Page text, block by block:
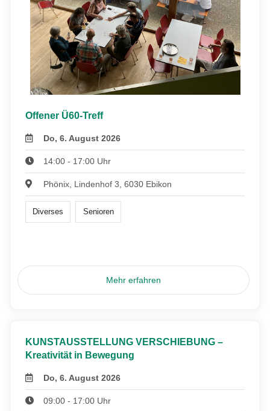
Offener Ü60-Treff
Do, 6. August 2026
14:00 - 17:00 Uhr
Phönix, Lindenhof 3, 6030 Ebikon
Diverses Senioren
Mehr erfahren
KUNSTAUSSTELLUNG VERSCHIEBUNG –
Kreativität in Bewegung
Do, 6. August 2026
09:00 - 17:00 Uhr